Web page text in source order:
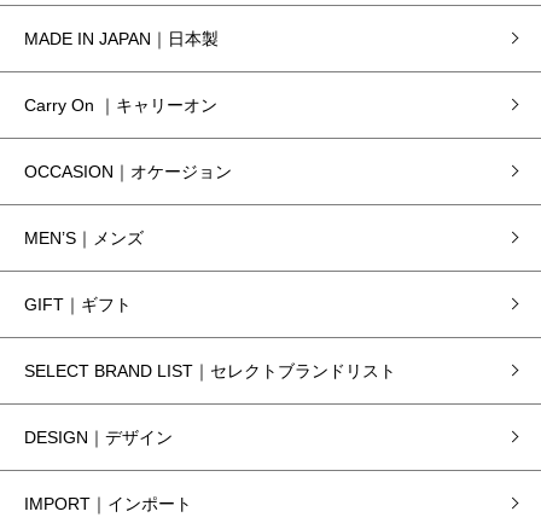
MADE IN JAPAN｜日本製
Carry On ｜キャリーオン
OCCASION｜オケージョン
MEN’S｜メンズ
GIFT｜ギフト
SELECT BRAND LIST｜セレクトブランドリスト
DESIGN｜デザイン
IMPORT｜インポート